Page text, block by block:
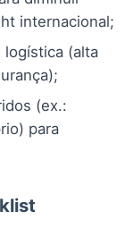
internacional;
logística (alta
(ex.:
para